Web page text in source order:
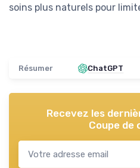
soins plus naturels pour
Résumer ChatGPT
Recevez les
Coupe de